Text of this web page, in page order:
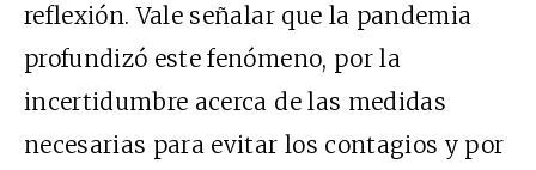
reflexión. Vale señalar que la pandemia
profundizó este fenómeno, por la
incertidumbre acerca de las medidas
necesarias para evitar los contagios y por